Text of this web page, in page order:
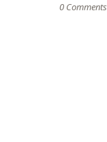
0 Comments